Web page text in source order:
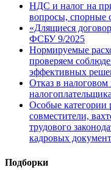
НДС и налог на
вопросы, спорные
«Длящиеся
ФСБУ 9/2025
Нормируемые
проверяем
эффективных
Отказ в
Особые
совместители,
трудового
кадровых
Подборки